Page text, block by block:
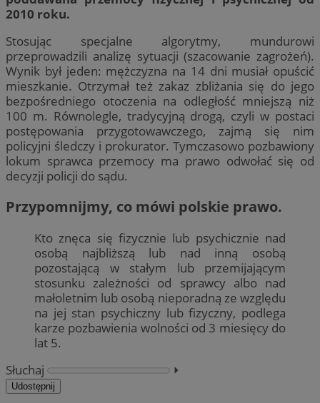
2010 roku.
Stosując specjalne algorytmy, mundurowi
przeprowadzili analizę sytuacji (szacowanie zagrożeń).
Wynik był jeden: mężczyzna na 14 dni musiał opuścić
mieszkanie. Otrzymał też zakaz zbliżania się do jego
bezpośredniego otoczenia na odległość mniejszą niż
100 m. Równolegle, tradycyjną drogą, czyli w postaci
postępowania przygotowawczego, zajmą się nim
policyjni śledczy i prokurator. Tymczasowo pozbawiony
lokum sprawca przemocy ma prawo odwołać się od
decyzji policji do sądu.
Przypomnijmy, co mówi polskie prawo.
Kto znęca się fizycznie lub psychicznie nad
osobą najbliższą lub nad inną osobą
pozostającą w stałym lub przemijającym
stosunku zależności od sprawcy albo nad
małoletnim lub osobą nieporadną ze względu
na jej stan psychiczny lub fizyczny, podlega
karze pozbawienia wolności od 3 miesięcy do
lat 5.
Słuchaj
⏵︎
Udostępnij